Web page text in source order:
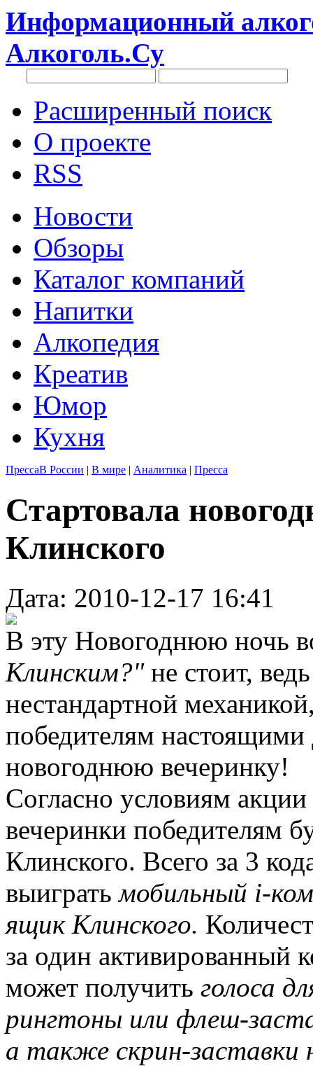
Информационный
Алкоголь.Су
Расширенный поиск
О проекте
RSS
Новости
Обзоры
Каталог компаний
Напитки
Алкопедия
Креатив
Юмор
Кухня
ПрессаВ России | В мире | Аналитика | Пресса
Стартовала
Клинского
Дата: 2010-12-17 16:41
В эту Новогоднюю ночь
Клинским?"не стоит,
нестандартной
победителям
новогоднюю вечеринку!
Согласно условиям акции
вечеринки победителям
Клинского. Всего за 3
выигратьмобильный i-
ящик Клинского.
за один активированный
может получить голоса
рингтоны или флеш-
а также скрин-заставки